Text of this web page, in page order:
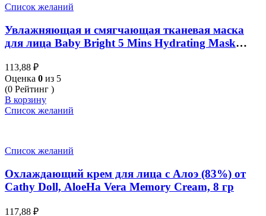
Список желаний
Увлажняющая и смягчающая тканевая маска
для лица Baby Bright 5 Mins Hydrating Mask
113,88 ₽
Оценка 0 из 5
(0 Рейтинг )
В корзину
Список желаний
Список желаний
Охлаждающий крем для лица с Алоэ (83%) от
Cathy Doll, AloeHa Vera Memory Cream, 8 гр
117,88 ₽